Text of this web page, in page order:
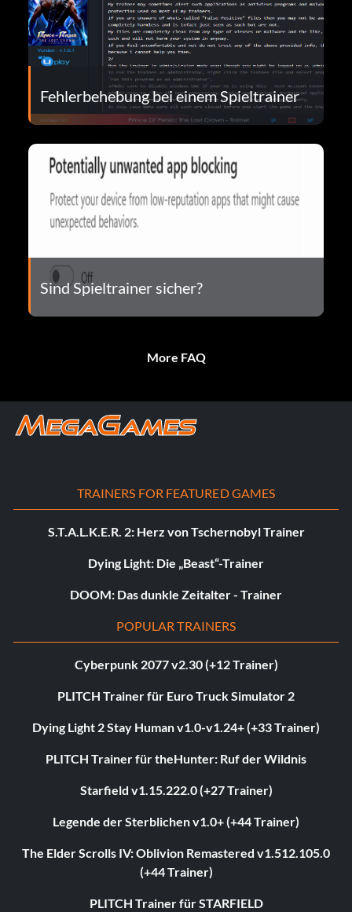
Fehlerbehebung bei einem Spieltrainer
Sind Spieltrainer sicher?
More FAQ
TRAINERS FOR FEATURED GAMES
S.T.A.L.K.E.R. 2: Herz von Tschernobyl Trainer
Dying Light: Die „Beast“-Trainer
DOOM: Das dunkle Zeitalter - Trainer
POPULAR TRAINERS
Cyberpunk 2077 v2.30 (+12 Trainer)
PLITCH Trainer für Euro Truck Simulator 2
Dying Light 2 Stay Human v1.0-v1.24+ (+33 Trainer)
PLITCH Trainer für theHunter: Ruf der Wildnis
Starfield v1.15.222.0 (+27 Trainer)
Legende der Sterblichen v1.0+ (+44 Trainer)
The Elder Scrolls IV: Oblivion Remastered v1.512.105.0
(+44 Trainer)
PLITCH Trainer für STARFIELD